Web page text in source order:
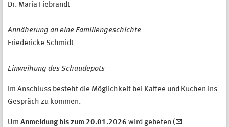
Dr. Maria Fiebrandt
Annäherung an eine Familiengeschichte
Friedericke Schmidt
Einweihung des Schaudepots
Im Anschluss besteht die Möglichkeit bei Kaffee und Kuchen ins
Gespräch zu kommen.
Um Anmeldung bis zum 20.01.2026 wird gebeten (